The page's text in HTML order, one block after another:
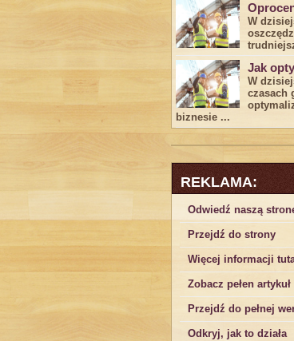
W
Jak
W
czasach
biznesie ...
REKLAMA:
Odwiedź naszą
Przejdź do strony
Więcej informacji
Zobacz pełen artykuł
Przejdź do pełnej
Odkryj, jak to działa